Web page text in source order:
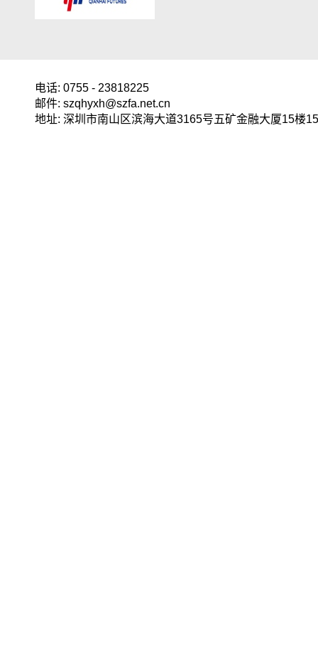
电话: 0755 - 23818225
邮件: szqhyxh@szfa.net.cn
地址: 深圳市南山区滨海大道3165号五矿金融大厦15楼